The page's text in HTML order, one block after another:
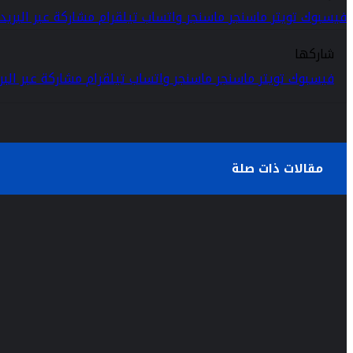
فيسبوكتويترماسنجرماسنجرواتسابتيلقراممشاركة عبر البريد
شاركها
فيسبوكتويترماسنجرماسنجرواتسابتيلقراممشاركة عبر
مقالات ذات صلة